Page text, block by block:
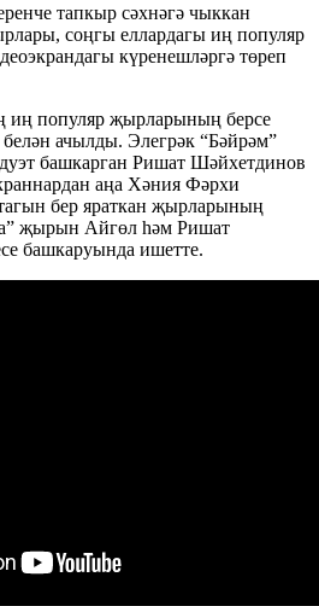
тапкыр сәхнәгә чыккан
соңгы еллардагы иң популяр
күренешләргә төреп
иң популяр җырларының берсе
ачылды. Элегрәк “Бәйрәм”
башкарган Ришат Шәйхетдинов
аңа Хәния Фәрхи
бер яраткан җырларының
җырын Айгөл һәм Ришат
башкаруында ишетте.